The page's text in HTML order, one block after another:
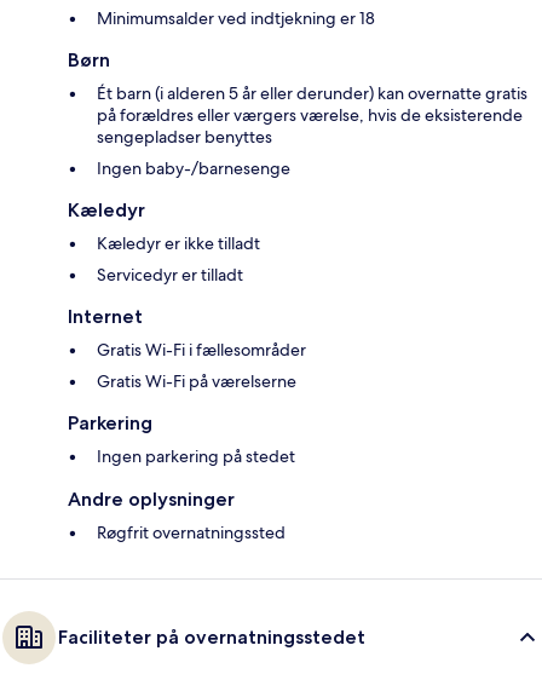
Minimumsalder ved indtjekning er 18
Børn
Ét barn (i alderen 5 år eller derunder) kan overnatte gratis
på forældres eller værgers værelse, hvis de eksisterende
sengepladser benyttes
Ingen baby-/barnesenge
Kæledyr
Kæledyr er ikke tilladt
Servicedyr er tilladt
Internet
Gratis Wi-Fi i fællesområder
Gratis Wi-Fi på værelserne
Parkering
Ingen parkering på stedet
Andre oplysninger
Røgfrit overnatningssted
Faciliteter på overnatningsstedet